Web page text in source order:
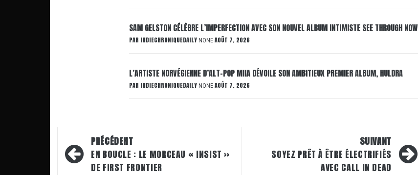
SAM GELSTON CÉLÈBRE L’IMPERFECTION AVEC SON NOUVEL ALBUM INTIMISTE SEE THROUGH NOW
PAR INDIECHRONIQUEDAILY NONE AOÛT 7, 2026
L’ARTISTE NORVÉGIENNE D’ALT-POP MIIA DÉVOILE SON AMBITIEUX PREMIER ALBUM, HULDRA
PAR INDIECHRONIQUEDAILY NONE AOÛT 7, 2026
Navigation
d’article
PRÉCÉDENT
EN BOUCLE : LE MORCEAU « INSIST »
DE FIRST FRONTIER
SUIVANT
SOYEZ PRÊT À ÊTRE ÉLECTRIFIÉS
AVEC CALL IN DEAD